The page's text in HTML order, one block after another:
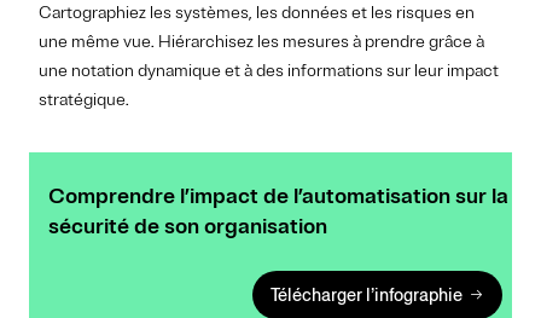
Cartographiez les systèmes, les données et les risques en
une même vue. Hiérarchisez les mesures à prendre grâce à
une notation dynamique et à des informations sur leur impact
stratégique.
Comprendre l’impact de l’automatisation sur la
sécurité de son organisation
Télécharger l’infographie